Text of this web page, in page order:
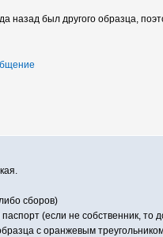
назад был другого образца,
сборов)
(если не собственник, то
с оранжевым